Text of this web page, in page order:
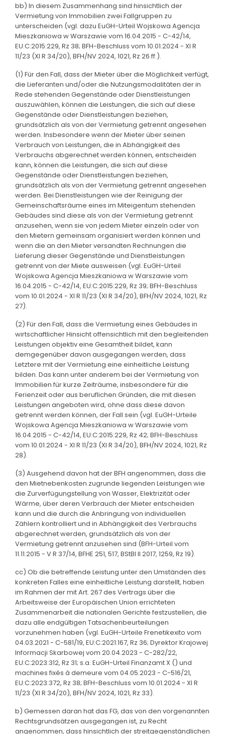
bb) In diesem Zusammenhang sind hinsichtlich der
Vermietung von Immobilien zwei Fallgruppen zu
unterscheiden (vgl. dazu EuGH-Urteil Wojskowa Agencja
Mieszkaniowa w Warszawie vom 16.04.2015 - C-42/14,
EU:C:2015:229, Rz 38; BFH-Beschluss vom 10.01.2024 - XI R
11/23 (XI R 34/20), BFH/NV 2024, 1021, Rz 26 ff.).
(1) Für den Fall, dass der Mieter über die Möglichkeit verfügt,
die Lieferanten und/oder die Nutzungsmodalitäten der in
Rede stehenden Gegenstände oder Dienstleistungen
auszuwählen, können die Leistungen, die sich auf diese
Gegenstände oder Dienstleistungen beziehen,
grundsätzlich als von der Vermietung getrennt angesehen
werden. Insbesondere wenn der Mieter über seinen
Verbrauch von Leistungen, die in Abhängigkeit des
Verbrauchs abgerechnet werden können, entscheiden
kann, können die Leistungen, die sich auf diese
Gegenstände oder Dienstleistungen beziehen,
grundsätzlich als von der Vermietung getrennt angesehen
werden. Bei Dienstleistungen wie der Reinigung der
Gemeinschaftsräume eines im Miteigentum stehenden
Gebäudes sind diese als von der Vermietung getrennt
anzusehen, wenn sie von jedem Mieter einzeln oder von
den Mietern gemeinsam organisiert werden können und
wenn die an den Mieter versandten Rechnungen die
Lieferung dieser Gegenstände und Dienstleistungen
getrennt von der Miete ausweisen (vgl. EuGH-Urteil
Wojskowa Agencja Mieszkaniowa w Warszawie vom
16.04.2015 - C-42/14, EU:C:2015:229, Rz 39; BFH-Beschluss
vom 10.01.2024 - XI R 11/23 (XI R 34/20), BFH/NV 2024, 1021, Rz
27).
(2) Für den Fall, dass die Vermietung eines Gebäudes in
wirtschaftlicher Hinsicht offensichtlich mit den begleitenden
Leistungen objektiv eine Gesamtheit bildet, kann
demgegenüber davon ausgegangen werden, dass
Letztere mit der Vermietung eine einheitliche Leistung
bilden. Das kann unter anderem bei der Vermietung von
Immobilien für kurze Zeiträume, insbesondere für die
Ferienzeit oder aus beruflichen Gründen, die mit diesen
Leistungen angeboten wird, ohne dass diese davon
getrennt werden können, der Fall sein (vgl. EuGH-Urteile
Wojskowa Agencja Mieszkaniowa w Warszawie vom
16.04.2015 - C-42/14, EU:C:2015:229, Rz 42; BFH-Beschluss
vom 10.01.2024 - XI R 11/23 (XI R 34/20), BFH/NV 2024, 1021, Rz
28).
(3) Ausgehend davon hat der BFH angenommen, dass die
den Mietnebenkosten zugrunde liegenden Leistungen wie
die Zurverfügungstellung von Wasser, Elektrizität oder
Wärme, über deren Verbrauch der Mieter entscheiden
kann und die durch die Anbringung von individuellen
Zählern kontrolliert und in Abhängigkeit des Verbrauchs
abgerechnet werden, grundsätzlich als von der
Vermietung getrennt anzusehen sind (BFH-Urteil vom
11.11.2015 - V R 37/14, BFHE 251, 517, BStBl II 2017, 1259, Rz 19).
cc) Ob die betreffende Leistung unter den Umständen des
konkreten Falles eine einheitliche Leistung darstellt, haben
im Rahmen der mit Art. 267 des Vertrags über die
Arbeitsweise der Europäischen Union errichteten
Zusammenarbeit die nationalen Gerichte festzustellen, die
dazu alle endgültigen Tatsachenbeurteilungen
vorzunehmen haben (vgl. EuGH-Urteile Frenetikexito vom
04.03.2021 - C-581/19, EU:C:2021:167, Rz 36; Dyrektor Krajowej
lnformacji Skarbowej vom 20.04.2023 - C-282/22,
EU:C:2023:312, Rz 31; s.a. EuGH-Urteil Finanzamt X () und
machines fixés à demeure vom 04.05.2023 - C-516/21,
EU:C:2023:372, Rz 38; BFH-Beschluss vom 10.01.2024 - XI R
11/23 (XI R 34/20), BFH/NV 2024, 1021, Rz 33).
b) Gemessen daran hat das FG, das von den vorgenannten
Rechtsgrundsätzen ausgegangen ist, zu Recht
angenommen, dass hinsichtlich der streitgegenständlichen